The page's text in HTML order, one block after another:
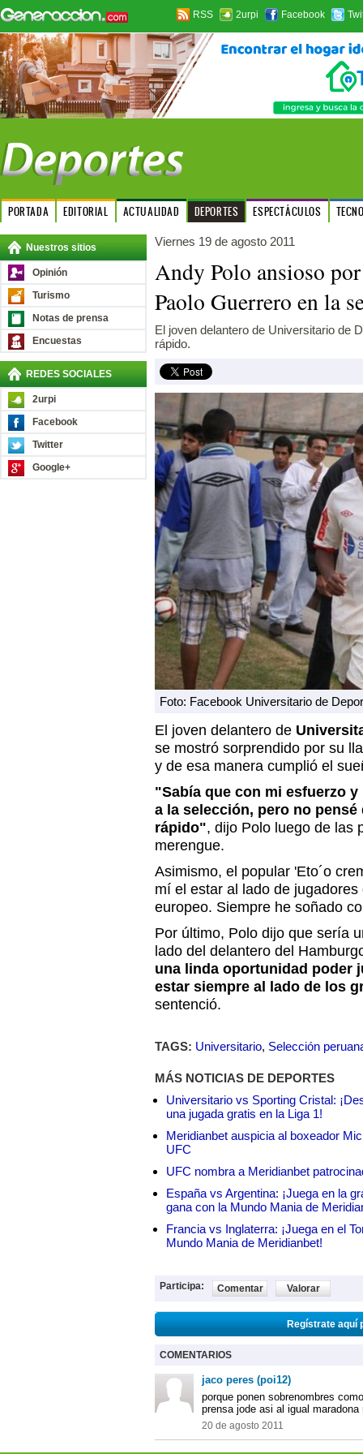
RSS 2urpi Facebook
PORTADA EDITORIAL ACTUALIDAD DEPORTES ESPECTÁCULOS
Nuestros sitios
Opinión
Turismo
Notas de prensa
Encuestas
REDES SOCIALES
2urpi
Facebook
Twitter
Google+
Viernes 19 de agosto 2011
Andy Polo ansioso
Paolo Guerrero en la
El joven delantero de Universitario de
rápido.
Foto: Facebook Universitario de
El joven delantero de
se mostró sorprendido por su
y de esa manera cumplió el
"Sabía que con mi esfuerzo
a la selección, pero no
rápido", dijo Polo luego de las
merengue.
Asimismo, el popular 'Eto´o
mí el estar al lado de
europeo. Siempre he soñado
Por último, Polo dijo que sería
lado del delantero del
una linda oportunidad poder
estar siempre al lado de los
sentenció.
TAGS: Universitario, Selección
MÁS NOTICIAS DE DEPORTES
Universitario vs Sporting Cristal:
una jugada gratis en la Liga 1!
Meridianbet auspicia al boxeador
UFC
UFC nombra a Meridianbet
España vs Argentina: ¡Juega en la
gana con la Mundo Mania de
Francia vs Inglaterra: ¡Juega en el
Mundo Mania de Meridianbet!
Participa: Comentar Valorar
Regístrate aquí
COMENTARIOS
jaco peres (poi12)
porque ponen sobrenombres
prensa jode asi al igual
20 de agosto 2011